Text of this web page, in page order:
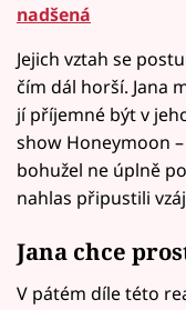
nadšená
Jejich vztah se
čím dál horší. Jana
jí příjemné být v
show Honeymoon
bohužel ne úplně
nahlas připustili
Jana chce
V pátém díle této